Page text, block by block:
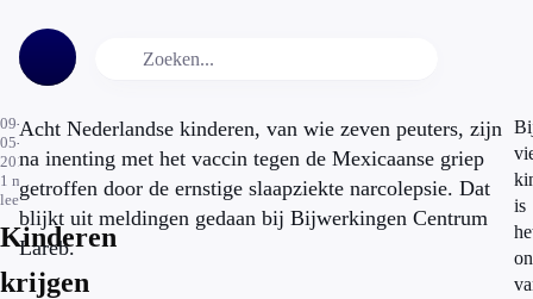
09-
05-
2014
1 min.
leestijd
Kinderen
krijgen
Acht Nederlandse kinderen, van wie zeven peuters, zijn
na inenting met het vaccin tegen de Mexicaanse griep
getroffen door de ernstige slaapziekte narcolepsie. Dat
blijkt uit meldingen gedaan bij Bijwerkingen Centrum
Lareb.
is